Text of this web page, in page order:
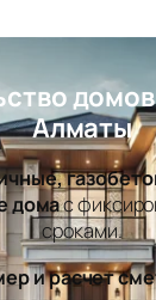
Алматы
домас
сроками.
и расчет